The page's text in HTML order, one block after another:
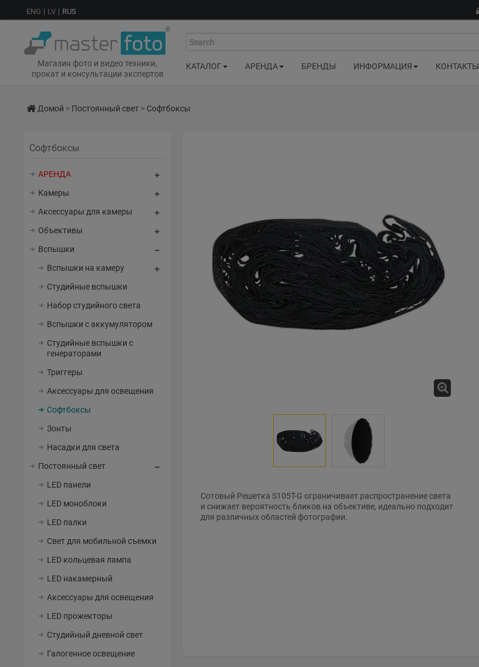
ENG LV RUS
Магазин фото и видео техники,
прокат и консультации экспертов
Search
КАТАЛОГ АРЕНДА БРЕНДЫ ИНФОРМАЦИЯ КОНТАКТЫ
Домой > Постоянный свет > Софтбоксы
Софтбоксы
АРЕНДА
Камеры
Аксессуары для камеры
Объективы
Вспышки
Вспышки на камеру
Студийные вспышки
Набор студийного света
Вспышки с аккумулятором
Студийные вспышки с
генераторами
Триггеры
Аксессуары для освещения
Софтбоксы
Зонты
Насадки для света
Постоянный свет
LED панели
LED моноблоки
LED палки
Свет для мобильной съемки
LED кольцевая лампа
LED накамерный
Аксессуары для освещения
LED прожекторы
Студийный дневной свет
Галогенное освещение
Сотовый Решетка S105T-G ограничивает распространение света
и снижает вероятность бликов на объективе, идеально подходит
для различных областей фотографии.